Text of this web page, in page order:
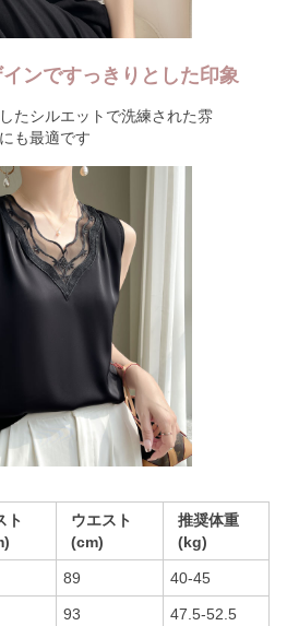
ンですっきりとした印象
たシルエットで洗練された雰
も最適です
ト
ウエスト
(cm)
推奨体重
(kg)
89 40-45
93 47.5-52.5